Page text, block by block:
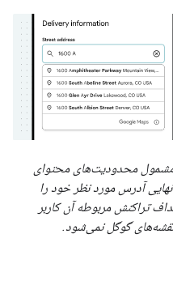
محدودیت‌های محتوای
آدرس مورد نظر خود را
تراکنش مربوطه آن کاربر
گوگل نمی‌شود.